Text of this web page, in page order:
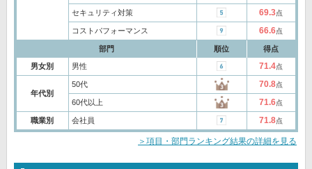
セキュリティ対策 69.3点
コストパフォーマンス 66.6点
部門 順位 得点
男女別 男性 71.4点
年代別
50代 70.8点
60代以上 71.6点
職業別 会社員 71.8点
＞項目・部門ランキング結果の詳細を見る